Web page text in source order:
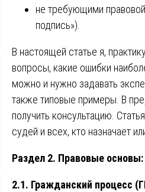
не требующими
подпись»).
В настоящей статье я,
вопросы, какие ошибки
можно и нужно задавать
также типовые примеры. В
получить консультацию.
судей и всех, кто назначает
Раздел 2. Правовые основы:
2.1. Гражданский процесс